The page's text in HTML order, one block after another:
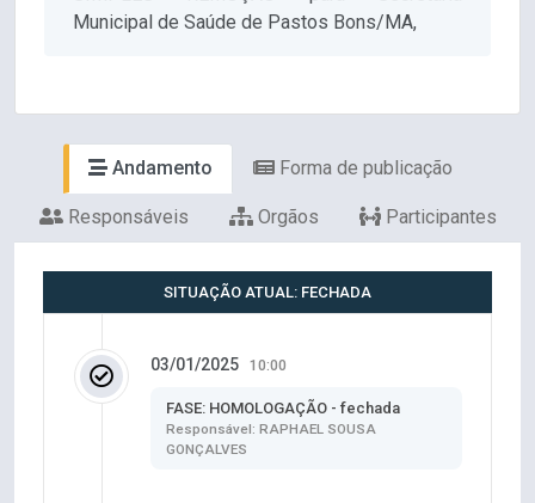
Municipal de Saúde de Pastos Bons/MA,
Andamento Forma de publicação
Responsáveis Orgãos Participantes
SITUAÇÃO ATUAL: FECHADA
03/01/2025 10:00
FASE: HOMOLOGAÇÃO - fechada
Responsável: RAPHAEL SOUSA
GONÇALVES